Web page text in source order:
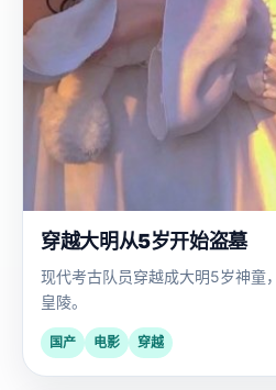
穿越大明从5岁开始盗墓
现代考古队员穿越成大明5岁神童
皇陵。
国产 电影
穿越
2023
日